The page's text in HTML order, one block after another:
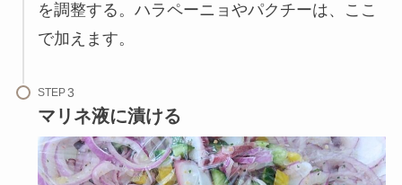
を調整する。ハラペーニョやパクチーは、ここ
で加えます。
STEP
マリネ液に漬ける